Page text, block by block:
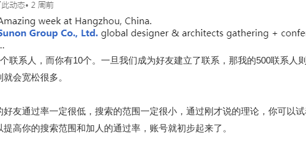
联系人，而你有10个。一旦我们成为好友建立了联系，那我的500联系人
会宽松很多。
好友通过率一定很低，搜索的范围一定很小，通过刚才说的理论，你可以
高你的搜索范围和加人的通过率，账号就初步起来了。